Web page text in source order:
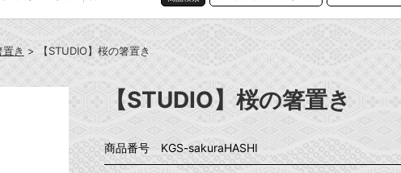
置き > 【STUDIO】桜の箸置き
【STUDIO】桜の箸置き
商品番号 KGS-sakuraHASHI